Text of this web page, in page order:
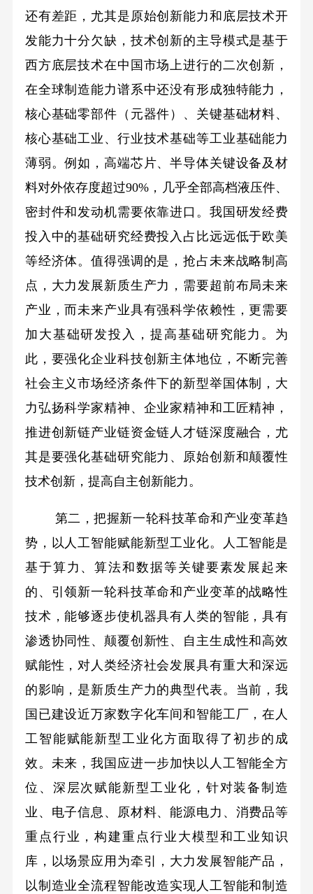
还有差距，尤其是原始创新能力和底层技术开
发能力十分欠缺，技术创新的主导模式是基于
西方底层技术在中国市场上进行的二次创新，
在全球制造能力谱系中还没有形成独特能力，
核心基础零部件（元器件）、关键基础材料、
核心基础工业、行业技术基础等工业基础能力
薄弱。例如，高端芯片、半导体关键设备及材
料对外依存度超过90%，几乎全部高档液压件、
密封件和发动机需要依靠进口。我国研发经费
投入中的基础研究经费投入占比远远低于欧美
等经济体。值得强调的是，抢占未来战略制高
点，大力发展新质生产力，需要超前布局未来
产业，而未来产业具有强科学依赖性，更需要
加大基础研发投入，提高基础研究能力。为
此，要强化企业科技创新主体地位，不断完善
社会主义市场经济条件下的新型举国体制，大
力弘扬科学家精神、企业家精神和工匠精神，
推进创新链产业链资金链人才链深度融合，尤
其是要强化基础研究能力、原始创新和颠覆性
技术创新，提高自主创新能力。
第二，把握新一轮科技革命和产业变革趋
势，以人工智能赋能新型工业化。人工智能是
基于算力、算法和数据等关键要素发展起来
的、引领新一轮科技革命和产业变革的战略性
技术，能够逐步使机器具有人类的智能，具有
渗透协同性、颠覆创新性、自主生成性和高效
赋能性，对人类经济社会发展具有重大和深远
的影响，是新质生产力的典型代表。当前，我
国已建设近万家数字化车间和智能工厂，在人
工智能赋能新型工业化方面取得了初步的成
效。未来，我国应进一步加快以人工智能全方
位、深层次赋能新型工业化，针对装备制造
业、电子信息、原材料、能源电力、消费品等
重点行业，构建重点行业大模型和工业知识
库，以场景应用为牵引，大力发展智能产品，
以制造业全流程智能改造实现人工智能和制造